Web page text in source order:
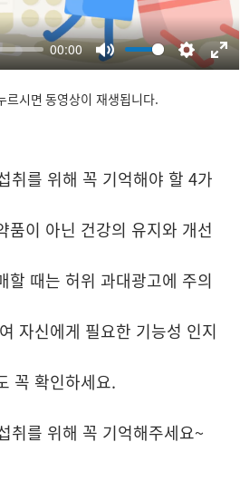
르시면 동영상이 재생됩니다.
취를 위해 꼭 기억해야 할 4가
품이 아닌 건강의 유지와 개선
할 때는 허위 과대광고에 주의
자신에게 필요한 기능성 인지
꼭 확인하세요.
취를 위해 꼭 기억해주세요~